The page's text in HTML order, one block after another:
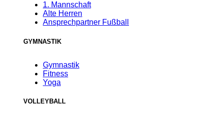
1. Mannschaft
Alte Herren
Ansprechpartner Fußball
GYMNASTIK
Gymnastik
Fitness
Yoga
VOLLEYBALL